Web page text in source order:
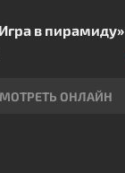
в пирамиду»
ОНЛАЙН